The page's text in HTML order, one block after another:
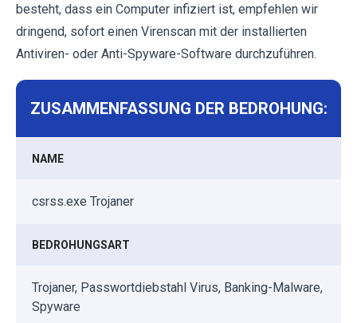
besteht, dass ein Computer infiziert ist, empfehlen wir
dringend, sofort einen Virenscan mit der installierten
Antiviren- oder Anti-Spyware-Software durchzuführen.
ZUSAMMENFASSUNG DER BEDROHUNG:
NAME
csrss.exe Trojaner
BEDROHUNGSART
Trojaner, Passwortdiebstahl Virus, Banking-Malware,
Spyware